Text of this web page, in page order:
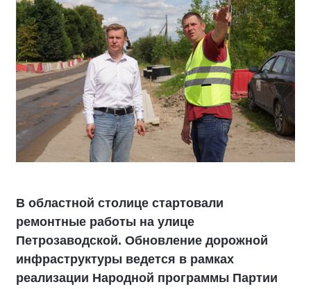
В областной столице стартовали
ремонтные работы на улице
Петрозаводской. Обновление дорожной
инфраструктуры ведется в рамках
реализации Народной программы Партии